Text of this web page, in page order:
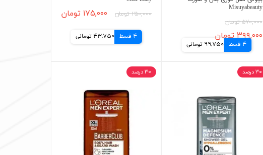
Misuyabeauty
۵۷۰,۰۰۰ تومان
۳۹۹,۰۰۰ تومان
4 قسط 99,750 تومانی
۲۵۰,۰۰۰ تومان ۱۷۵,۰۰۰ تومان
4 قسط 43,750 تومانی
۳۰ درصد ۳۰ درصد